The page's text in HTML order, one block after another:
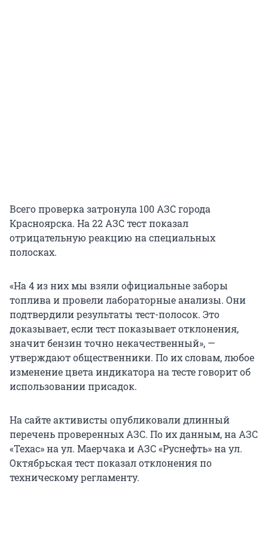
Всего проверка затронула 100 АЗС города
Красноярска. На 22 АЗС тест показал
отрицательную реакцию на специальных
полосках.
«На 4 из них мы взяли официальные заборы
топлива и провели лабораторные анализы. Они
подтвердили результаты тест-полосок. Это
доказывает, если тест показывает отклонения,
значит бензин точно некачественный», —
утверждают общественники. По их словам, любое
изменение цвета индикатора на тесте говорит об
использовании присадок.
На сайте активисты опубликовали длинный
перечень проверенных АЗС. По их данным, на АЗС
«Техас» на ул. Маерчака и АЗС «Руснефть» на ул.
Октябрьская тест показал отклонения по
техническому регламенту.